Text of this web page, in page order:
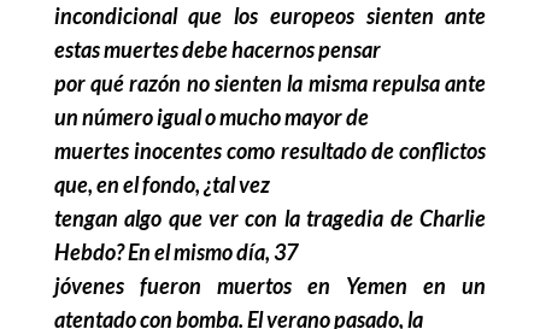
incondicional que los europeos sienten ante
estas muertes debe hacernos pensar
por qué razón no sienten la misma repulsa ante
un número igual o mucho mayor de
muertes inocentes como resultado de conflictos
que, en el fondo, ¿tal vez
tengan algo que ver con la tragedia de Charlie
Hebdo? En el mismo día, 37
jóvenes fueron muertos en Yemen en un
atentado con bomba. El verano pasado, la